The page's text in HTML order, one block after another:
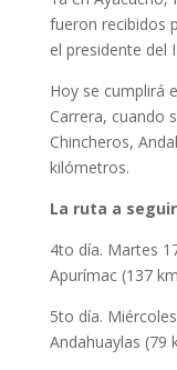
fueron recibidos
el presidente del
Hoy se cumplirá
Carrera, cuando
Chincheros,
kilómetros.
La ruta a
4to día. Martes
Apurímac (137
5to día.
Andahuaylas (79